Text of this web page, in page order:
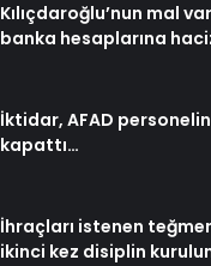
Kılıçdaroğlu’nun mal
banka hesaplarına
İktidar, AFAD
kapattı…
İhraçları istenen
ikinci kez disiplin